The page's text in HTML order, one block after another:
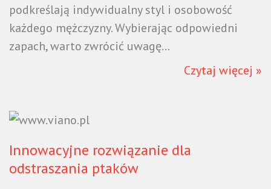
podkreślają indywidualny styl i osobowość
każdego mężczyzny. Wybierając odpowiedni
zapach, warto zwrócić uwagę...
Czytaj więcej »
Innowacyjne rozwiązanie dla
odstraszania ptaków